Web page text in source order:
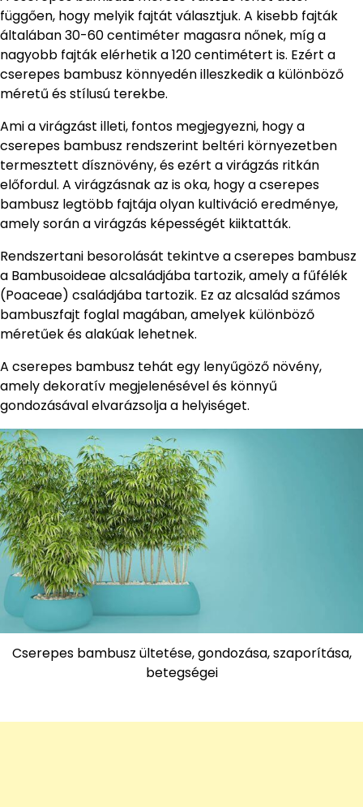
függően, hogy melyik fajtát választjuk. A kisebb fajták
általában 30-60 centiméter magasra nőnek, míg a
nagyobb fajták elérhetik a 120 centimétert is. Ezért a
cserepes bambusz könnyedén illeszkedik a különböző
méretű és stílusú terekbe.
Ami a virágzást illeti, fontos megjegyezni, hogy a
cserepes bambusz rendszerint beltéri környezetben
termesztett dísznövény, és ezért a virágzás ritkán
előfordul. A virágzásnak az is oka, hogy a cserepes
bambusz legtöbb fajtája olyan kultiváció eredménye,
amely során a virágzás képességét kiiktatták.
Rendszertani besorolását tekintve a cserepes bambusz
a Bambusoideae alcsaládjába tartozik, amely a fűfélék
(Poaceae) családjába tartozik. Ez az alcsalád számos
bambuszfajt foglal magában, amelyek különböző
méretűek és alakúak lehetnek.
A cserepes bambusz tehát egy lenyűgöző növény,
amely dekoratív megjelenésével és könnyű
gondozásával elvarázsolja a helyiséget.
Cserepes bambusz ültetése, gondozása, szaporítása,
betegségei